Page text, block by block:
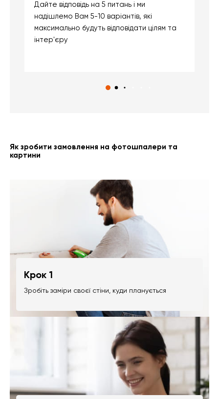
Дайте відповідь на 5 питань і ми
надішлемо Вам 5-10 варіантів, які
максимально будуть відповідати цілям та
інтер'єру
Як зробити замовлення на фотошпалери та
картини
Крок 1
Зробіть заміри своєї стіни, куди планується